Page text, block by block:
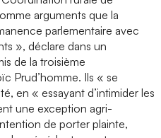
arguments que la
parlementaire avec
», déclare dans un
de la troisième
Prud’homme. Ils « se
en « essayant d’intimider les
une exception agri-
de porter plainte,